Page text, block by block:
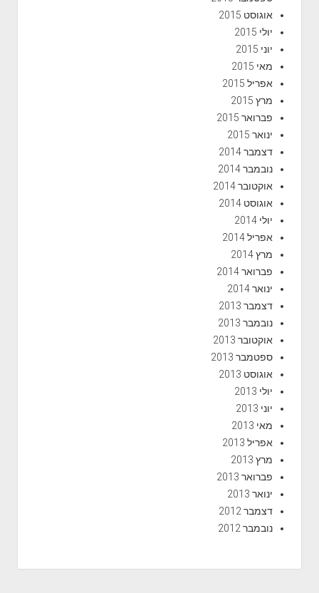
אוגוסט 2015
יולי 2015
יוני 2015
מאי 2015
אפריל 2015
מרץ 2015
פברואר 2015
ינואר 2015
דצמבר 2014
נובמבר 2014
אוקטובר 2014
אוגוסט 2014
יולי 2014
אפריל 2014
מרץ 2014
פברואר 2014
ינואר 2014
דצמבר 2013
נובמבר 2013
אוקטובר 2013
ספטמבר 2013
אוגוסט 2013
יולי 2013
יוני 2013
מאי 2013
אפריל 2013
מרץ 2013
פברואר 2013
ינואר 2013
דצמבר 2012
נובמבר 2012